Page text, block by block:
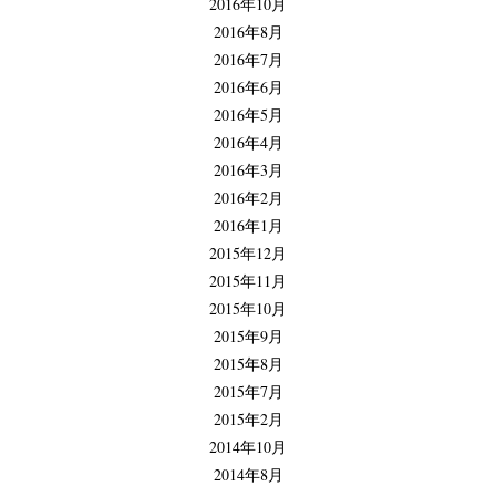
2016年8月
2016年7月
2016年6月
2016年5月
2016年4月
2016年3月
2016年2月
2016年1月
2015年12月
2015年11月
2015年10月
2015年9月
2015年8月
2015年7月
2015年2月
2014年10月
2014年8月